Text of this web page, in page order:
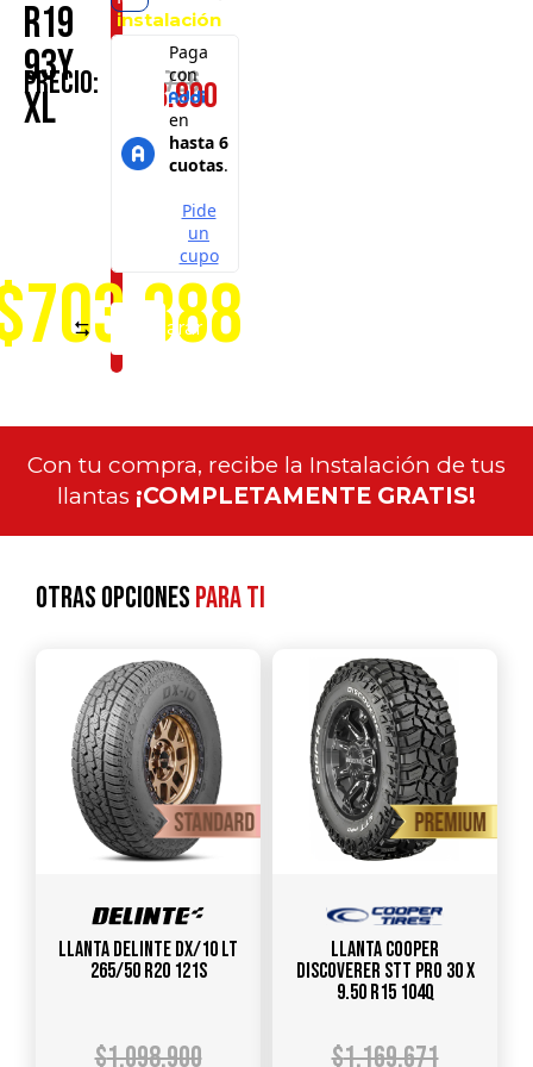
R19
93Y
XL
Precio: 976.726
728.900
instalación
en
cualquiera
nuestros
puntos
de
servicio
nacional
Comparar
Con tu compra, recibe la Instalación de tus
llantas ¡COMPLETAMENTE GRATIS!
Otras opcionespara ti
Llanta DELINTE DX/10 LT
265/50 R20 121S
$1.098.900
Llanta COOPER
DISCOVERER STT PRO 30 X
9.50 R15 104Q
$1.169.671